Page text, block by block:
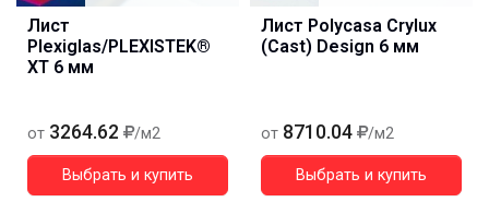
Лист
Plexiglas/PLEXISTEK®
XT 6 мм
от 3264.62 /м2
Выбрать и купить
Лист Polycasa Crylux
(Cast) Design 6 мм
от 8710.04 /м2
Выбрать и купить